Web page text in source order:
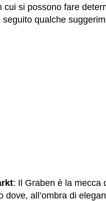
cui si possono fare
qualche
: Il Graben è la mecca
dove, all’ombra di